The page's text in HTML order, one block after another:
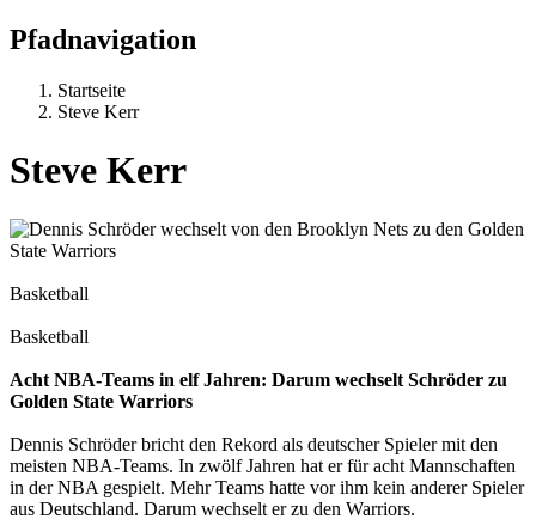
Pfadnavigation
Startseite
Steve Kerr
Steve Kerr
Basketball
Basketball
Acht NBA-Teams in elf Jahren: Darum wechselt Schröder zu
Golden State Warriors
Dennis Schröder bricht den Rekord als deutscher Spieler mit den
meisten NBA-Teams. In zwölf Jahren hat er für acht Mannschaften
in der NBA gespielt. Mehr Teams hatte vor ihm kein anderer Spieler
aus Deutschland. Darum wechselt er zu den Warriors.